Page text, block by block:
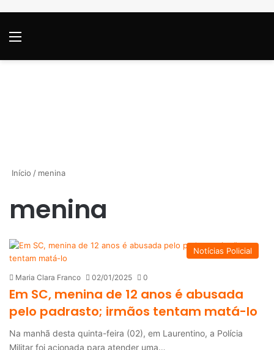
Início / menina
menina
Notícias Policial
Maria Clara Franco 02/01/2025 0
Em SC, menina de 12 anos é abusada
pelo padrasto; irmãos tentam matá-lo
Na manhã desta quinta-feira (02), em Laurentino, a Polícia
Militar foi acionada para atender uma…